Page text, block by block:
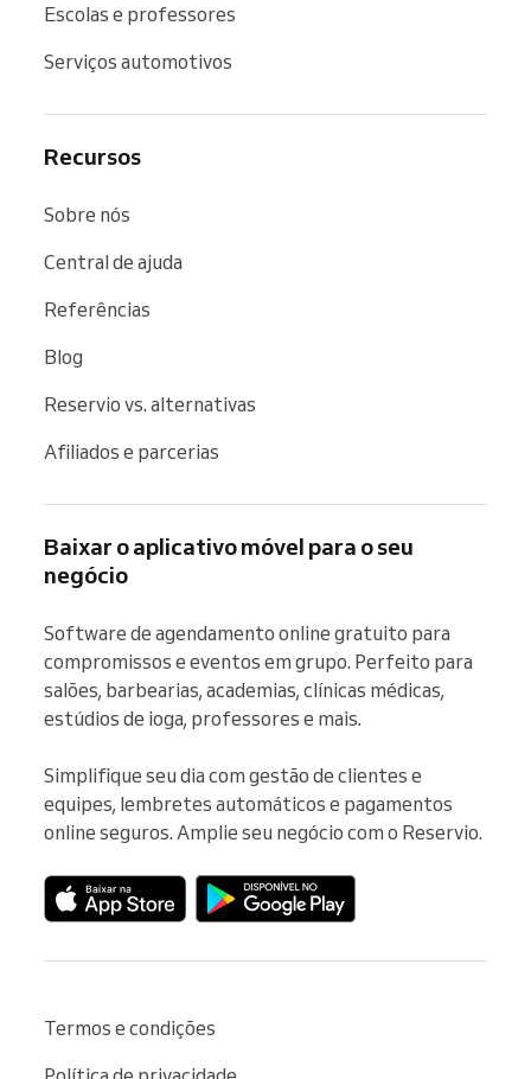
Escolas e professores
Serviços automotivos
Recursos
Sobre nós
Central de ajuda
Referências
Blog
Reservio vs. alternativas
Afiliados e parcerias
Baixar o aplicativo móvel para o seu
negócio
Software de agendamento online gratuito para
compromissos e eventos em grupo. Perfeito para
salões, barbearias, academias, clínicas médicas,
estúdios de ioga, professores e mais.
Simplifique seu dia com gestão de clientes e
equipes, lembretes automáticos e pagamentos
online seguros. Amplie seu negócio com o Reservio.
Termos e condições